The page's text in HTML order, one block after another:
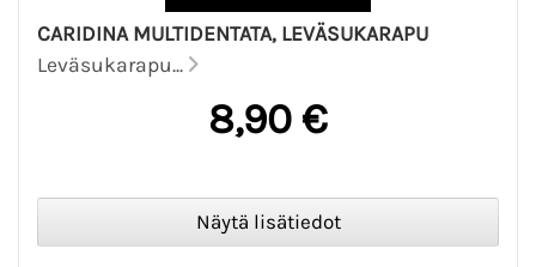
CARIDINA MULTIDENTATA, LEVÄSUKARAPU
Leväsukarapu...
8,90 €